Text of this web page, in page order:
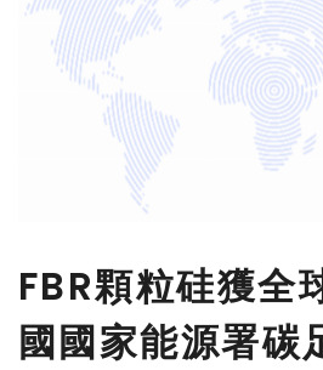
登入
刊登
FBR顆粒硅獲全
國國家能源署碳